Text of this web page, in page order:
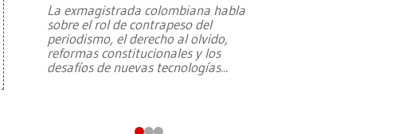
La exmagistrada colombiana habla
sobre el rol de contrapeso del
periodismo, el derecho al olvido,
reformas constitucionales y los
desafíos de nuevas tecnologías...